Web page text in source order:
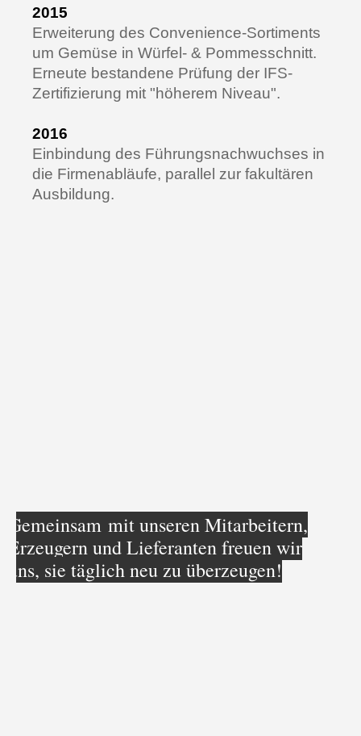
2015
Erweiterung des Convenience-Sortiments
um Gemüse in Würfel- & Pommesschnitt.
Erneute bestandene Prüfung der IFS-
Zertifizierung mit "höherem Niveau".
2016
Einbindung des Führungsnachwuchses in
die Firmenabläufe, parallel zur fakultären
Ausbildung.
Gemeinsam mit unseren Mitarbeitern,
Erzeugern und Lieferanten freuen wir
uns, sie täglich neu zu überzeugen!